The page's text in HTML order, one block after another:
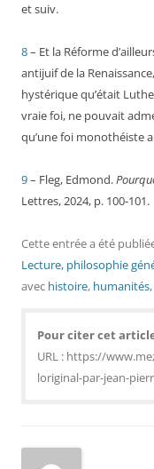
et suiv.
8– Et la Réforme
antijuif de la
hystérique qu’était
vraie foi, ne pouvait
qu’une foi monothéiste
9– Fleg, Edmond.
Lettres, 2024, p. 100-101.
Cette entrée a été
Lecture, philosophie
avec histoire, humanités,
Pour citer cet
URL : https://
loriginal-par-jean-